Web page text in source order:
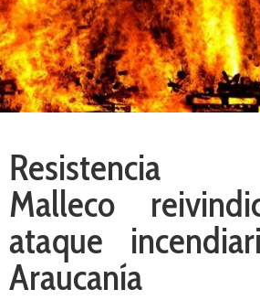
Resistencia
Malleco
ataque
Araucanía